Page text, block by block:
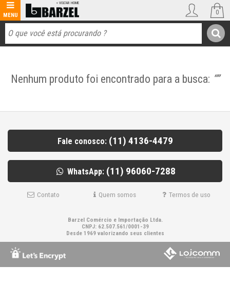
0
Nenhum produto foi encontrado para a busca: “”
Fale conosco: (11) 4136-4479
WhatsApp: (11) 96060-7288
Contato Quem somos Termos de uso
Barzel Comércio e Importação Ltda.
CNPJ: 62.507.561/0001-39
Desde 1969 valorizando seus clientes